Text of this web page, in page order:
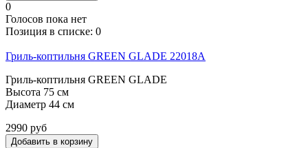
0
Голосов пока нет
Позиция в списке: 0
Гриль-коптильня GREEN GLADE 22018A
Гриль-коптильня GREEN GLADE
Высота 75 см
Диаметр 44 см
2990 руб